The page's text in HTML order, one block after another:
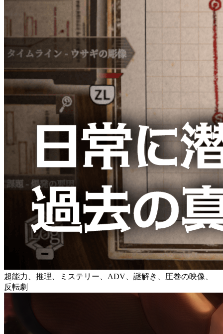
超能力、推理、ミステリー、ADV、謎解き、圧巻の映像、
反転劇